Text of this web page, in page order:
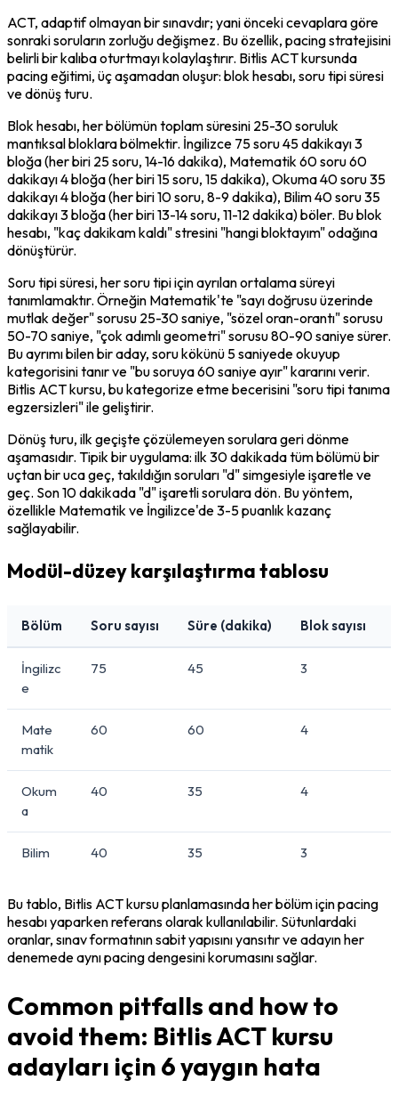
ACT, adaptif olmayan bir sınavdır; yani önceki cevaplara göre
sonraki soruların zorluğu değişmez. Bu özellik, pacing stratejisini
belirli bir kalıba oturtmayı kolaylaştırır. Bitlis ACT kursunda
pacing eğitimi, üç aşamadan oluşur: blok hesabı, soru tipi süresi
ve dönüş turu.
Blok hesabı, her bölümün toplam süresini 25-30 soruluk
mantıksal bloklara bölmektir. İngilizce 75 soru 45 dakikayı 3
bloğa (her biri 25 soru, 14-16 dakika), Matematik 60 soru 60
dakikayı 4 bloğa (her biri 15 soru, 15 dakika), Okuma 40 soru 35
dakikayı 4 bloğa (her biri 10 soru, 8-9 dakika), Bilim 40 soru 35
dakikayı 3 bloğa (her biri 13-14 soru, 11-12 dakika) böler. Bu blok
hesabı, "kaç dakikam kaldı" stresini "hangi bloktayım" odağına
dönüştürür.
Soru tipi süresi, her soru tipi için ayrılan ortalama süreyi
tanımlamaktır. Örneğin Matematik'te "sayı doğrusu üzerinde
mutlak değer" sorusu 25-30 saniye, "sözel oran-orantı" sorusu
50-70 saniye, "çok adımlı geometri" sorusu 80-90 saniye sürer.
Bu ayrımı bilen bir aday, soru kökünü 5 saniyede okuyup
kategorisini tanır ve "bu soruya 60 saniye ayır" kararını verir.
Bitlis ACT kursu, bu kategorize etme becerisini "soru tipi tanıma
egzersizleri" ile geliştirir.
Dönüş turu, ilk geçişte çözülemeyen sorulara geri dönme
aşamasıdır. Tipik bir uygulama: ilk 30 dakikada tüm bölümü bir
uçtan bir uca geç, takıldığın soruları "d" simgesiyle işaretle ve
geç. Son 10 dakikada "d" işaretli sorulara dön. Bu yöntem,
özellikle Matematik ve İngilizce'de 3-5 puanlık kazanç
sağlayabilir.
Modül-düzey karşılaştırma tablosu
Bölüm Soru sayısı Süre (dakika) Blok sayısı
İngilizc
e
75 45 3
Mate
matik
60 60 4
Okum
a
40 35 4
Bilim 40 35 3
Bu tablo, Bitlis ACT kursu planlamasında her bölüm için pacing
hesabı yaparken referans olarak kullanılabilir. Sütunlardaki
oranlar, sınav formatının sabit yapısını yansıtır ve adayın her
denemede aynı pacing dengesini korumasını sağlar.
Common pitfalls and how to
avoid them: Bitlis ACT kursu
adayları için 6 yaygın hata